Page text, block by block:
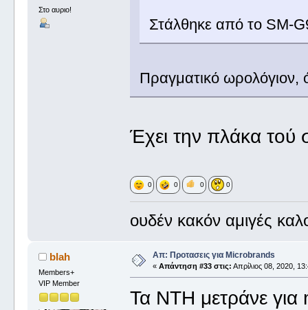
Στο αυριο!
Στάλθηκε από το SM-
Πραγματικό ωρολόγιον,
Έχει την πλάκα τού
0 0 0 0
ουδέν κακόν αμιγές
blah
Members+
VIP Member
Απ: Προτασεις για Microbrands
« Απάντηση #33 στις: Απρίλιος 08, 2020,
Τα NTH μετράνε για